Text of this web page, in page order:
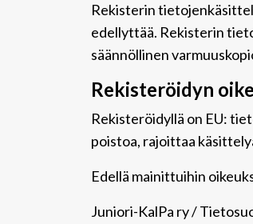
Rekisterin
edellyttää. Rekisterin
säännöllinen
Rekisteröidyn
Rekisteröidyllä on EU:
poistoa, rajoittaa
Edellä mainittuihin
Juniori-KalPa ry /